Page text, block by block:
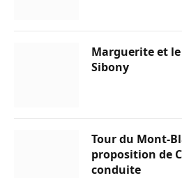
Marguerite et
Sibony
Tour du Mont-
proposition de
conduite